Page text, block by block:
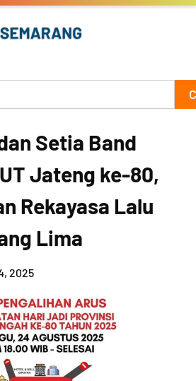
Setia Band
Jateng ke-80,
Rekayasa Lalu
Lima
2025